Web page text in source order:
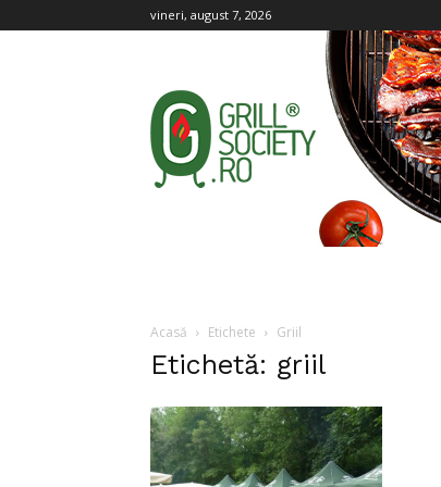
vineri, august 7, 2026
Grill
Society
Acasă Etichete Griil
Etichetă: griil